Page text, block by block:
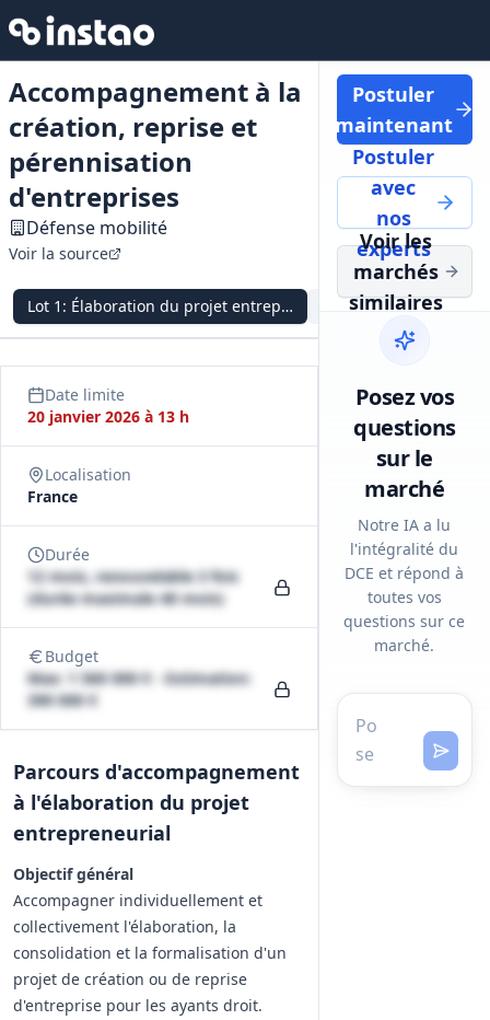
Accompagnement à la
création, reprise et
pérennisation
d'entreprises
Défense mobilité
Voir la source
Lot 1 : Élaboration du projet entrepreneurial 2: Lancement,
Date limite
20 janvier 2026 à 13 h
Localisation
France
Durée
12 mois, renouvelable 3 fois
(durée maximale 48 mois)
Budget
Max: 1 560 000 € - Estimation:
390 000 €
Parcours d'accompagnement
à l'élaboration du projet
entrepreneurial
Objectif général
Accompagner individuellement et
collectivement l'élaboration, la
consolidation et la formalisation d'un
projet de création ou de reprise
d'entreprise pour les ayants droit.
Postuler
maintenant
Postuler
avec
nos
experts
Voir les
marchés
similaires
Posez vos
questions
sur le
marché
Notre IA a lu
l'intégralité du
DCE et répond à
toutes vos
questions sur ce
marché.